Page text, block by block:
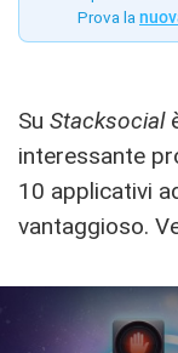
Prova la
Su Stacksocial
interessante
10 applicativi
vantaggioso.